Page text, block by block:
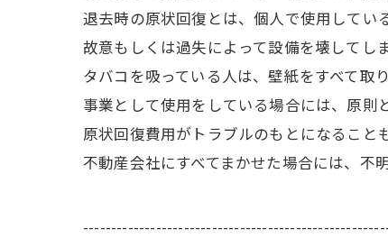
退去時の原状回復とは、個人で使用してい
故意もしくは過失によって設備を壊してし
タバコを吸っている人は、壁紙をすべて取
事業として使用をしている場合には、原則
原状回復費用がトラブルのもとになること
不動産会社にすべてまかせた場合には、不